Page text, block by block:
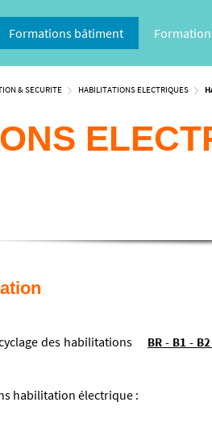
Formations bâtiment
& SECURITE HABILITATIONS ELECTRIQUES
des habilitations BR - B1 -
habilitation électrique :